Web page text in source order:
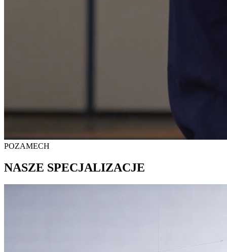
POZAMECH
NASZE SPECJALIZACJE